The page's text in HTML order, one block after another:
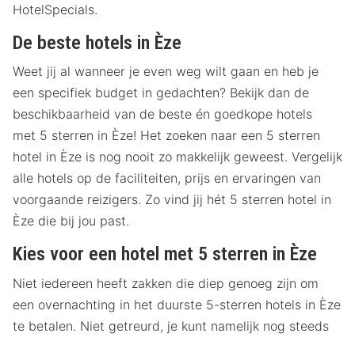
HotelSpecials.
De beste hotels in Èze
Weet jij al wanneer je even weg wilt gaan en heb je
een specifiek budget in gedachten? Bekijk dan de
beschikbaarheid van de beste én goedkope hotels
met 5 sterren in Èze! Het zoeken naar een 5 sterren
hotel in Èze is nog nooit zo makkelijk geweest. Vergelijk
alle hotels op de faciliteiten, prijs en ervaringen van
voorgaande reizigers. Zo vind jij hét 5 sterren hotel in
Èze die bij jou past.
Kies voor een hotel met 5 sterren in Èze
Niet iedereen heeft zakken die diep genoeg zijn om
een overnachting in het duurste 5-sterren hotels in Èze
te betalen. Niet getreurd, je kunt namelijk nog steeds